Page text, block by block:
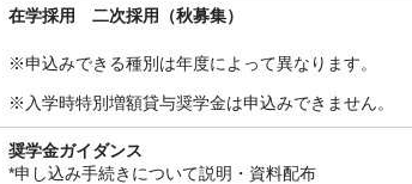
在学採用 二次採用（秋募集）
※申込みできる種別は年度によって異なります。
※入学時特別増額貸与奨学金は申込みできません。
奨学金ガイダンス
*申し込み手続きについて説明・資料配布